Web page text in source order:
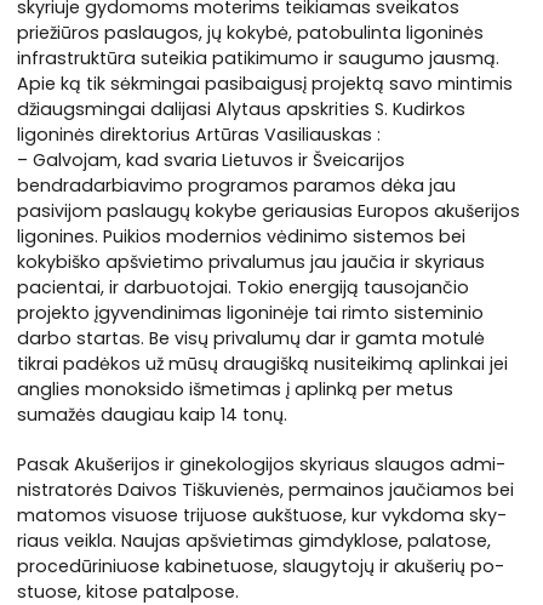
skyriuje gydomoms moterims teikiamas sveikatos
priežiūros paslaugos, jų kokybė, patobulinta ligoninės
infrastruktūra suteikia patikimumo ir saugumo jausmą.
Apie ką tik sėkmingai pasibaigusį projektą savo mintimis
džiaugsmingai dalijasi Alytaus apskrities S. Kudirkos
ligoninės direktorius Artūras Vasiliauskas :
– Galvojam, kad svaria Lietuvos ir Šveicarijos
bendradarbiavimo programos paramos dėka jau
pasivijom paslaugų kokybe geriausias Europos akušerijos
ligonines. Puikios modernios vėdinimo sistemos bei
kokybiško apšvietimo privalumus jau jaučia ir skyriaus
pacientai, ir darbuotojai. Tokio energiją tausojančio
projekto įgyvendinimas ligoninėje tai rimto sisteminio
darbo startas. Be visų privalumų dar ir gamta motulė
tikrai padėkos už mūsų draugišką nusiteikimą aplinkai jei
anglies monoksido išmetimas į aplinką per metus
sumažės daugiau kaip 14 tonų.
Pa­sak Aku­še­ri­jos ir gi­ne­ko­lo­gi­jos sky­riaus slau­gos ad­mi­
nist­ra­to­rės Dai­vos Tiš­ku­vie­nės, per­mai­nos jau­čia­mos bei
ma­to­mos vi­suo­se tri­juo­se aukš­tuo­se, kur vyk­do­ma sky­
riaus veik­la. Nau­jas ap­švie­ti­mas gim­dyk­lo­se, pa­la­to­se,
pro­ce­dū­ri­niuo­se ka­bi­ne­tuo­se, slau­gy­to­jų ir aku­še­rių po­
stuo­se, ki­to­se pa­tal­po­se.